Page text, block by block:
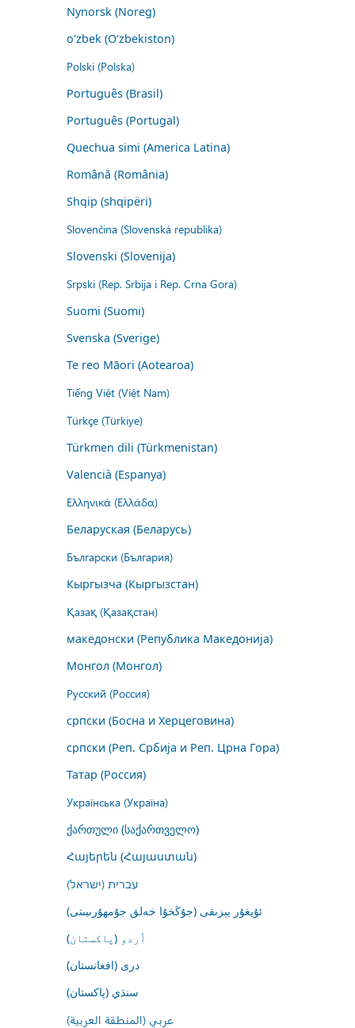
Nynorsk (Noreg)
o'zbek (O'zbekiston)
Polski (Polska)
Português (Brasil)
Português (Portugal)
Quechua simi (America Latina)
Română (România)
Shqip (shqipëri)
Slovenčina (Slovenská republika)
Slovenski (Slovenija)
Srpski (Rep. Srbija i Rep. Crna Gora)
Suomi (Suomi)
Svenska (Sverige)
Te reo Māori (Aotearoa)
Tiếng Việt (Việt Nam)
Türkçe (Türkiye)
Türkmen dili (Türkmenistan)
Valencià (Espanya)
Ελληνικά (Ελλάδα)
Беларуская (Беларусь)
Български (България)
Кыргызча (Кыргызстан)
Қазақ (Қазақстан)
македонски (Република Македонија)
Монгол (Монгол)
Русский (Россия)
српски (Босна и Херцеговина)
српски (Реп. Србија и Реп. Црна Гора)
Татар (Россия)
Українська (Україна)
ქართული (საქართველო)
Հայերեն (Հայաստան)
עברית (ישראל)
ئۇيغۇر يېزىقى (جۇڭخۇا خەلق جۇمھۇرىيىتى)
اُردو (پاکستان)
درى (افغانستان)
سنڌي (پاکستان)
عربي (المنطقة العربية)